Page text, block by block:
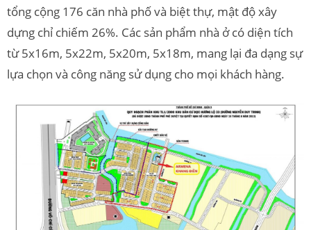
tổng cộng 176 căn nhà phố và biệt thự, mật độ xây
dựng chỉ chiếm 26%. Các sản phẩm nhà ở có diện tích
từ 5x16m, 5x22m, 5x20m, 5x18m, mang lại đa dạng sự
lựa chọn và công năng sử dụng cho mọi khách hàng.